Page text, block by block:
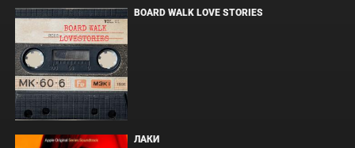
BOARD WALK LOVE STORIES
ЛАКИ